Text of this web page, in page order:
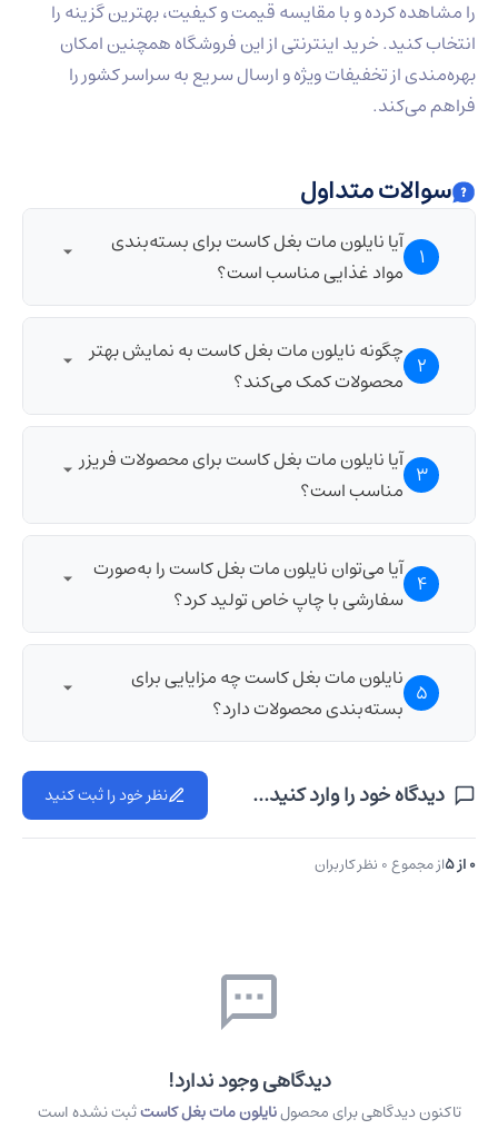
را مشاهده کرده و با مقایسه قیمت و کیفیت، بهترین گزینه را
انتخاب کنید. خرید اینترنتی از این فروشگاه همچنین امکان
بهره‌مندی از تخفیفات ویژه و ارسال سریع به سراسر کشور را
فراهم می‌کند.
سوالات متداول
آیا نایلون مات بغل کاست برای بسته‌بندی
مواد غذایی مناسب است؟
بله، این نوع نایلون به دلیل داشتن ویژگی‌های مقاوم در
برابر رطوبت و هوا، برای بسته‌بندی مواد غذایی خشک و
غیرخوراکی بسیار مناسب است.
2 چگونه نایلون مات بغل کاست به نمایش بهتر
محصولات کمک می‌کند؟
این نایلون به دلیل قابلیت ایستاده شدن و داشتن سطح
مات که مانع انعکاس نور می‌شود، جلوه‌ای زیبا و
منحصر‌به‌فرد به محصولات می‌بخشد.
3 آیا نایلون مات بغل کاست برای محصولات فریزر
مناسب است؟
بله، این نوع نایلون به دلیل مقاومت در برابر سرما و
رطوبت، می‌تواند برای بسته‌بندی مواد منجمد استفاده
4 آیا می‌توان نایلون مات بغل کاست را به‌صورت
سفارشی با چاپ خاص تولید کرد؟
بله، این نوع نایلون قابلیت چاپ اختصاصی دارد که می‌تواند
برند شما را به‌طور خاص روی بسته‌بندی نمایش دهد.
5 نایلون مات بغل کاست چه مزایایی برای
بسته‌بندی محصولات دارد؟
نایلون مات بغل کاست به دلیل ظاهر شیک و مات، و
کاست‌های کناری که حجم بیشتری را در خود جای
می‌دهند، مناسب برای بسته‌بندی محصولات با ظاهری
لوکس است.
دیدگاه خود را وارد کنید... نظر خود را ثبت کنید
از مجموع 0 نظر کاربران
دیدگاهی وجود ندارد!
تاکنون دیدگاهی برای محصولنایلون مات بغل کاستثبت نشده است